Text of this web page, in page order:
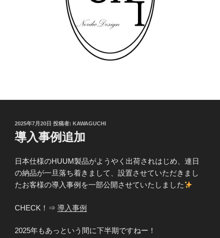
投
稿
日:
2025年7月20日 投稿者: KAWAGUCHI
導入事例追加
日本仕様のHUUM製品がようやく出荷されはじめ、連日
の納品が一旦落ち着きまして、設置させていただきまし
たお客様の導入事例を一部公開させていたしました
CHECK！⇒ 導入事例
2025年もあっという間に下半期ですねー！